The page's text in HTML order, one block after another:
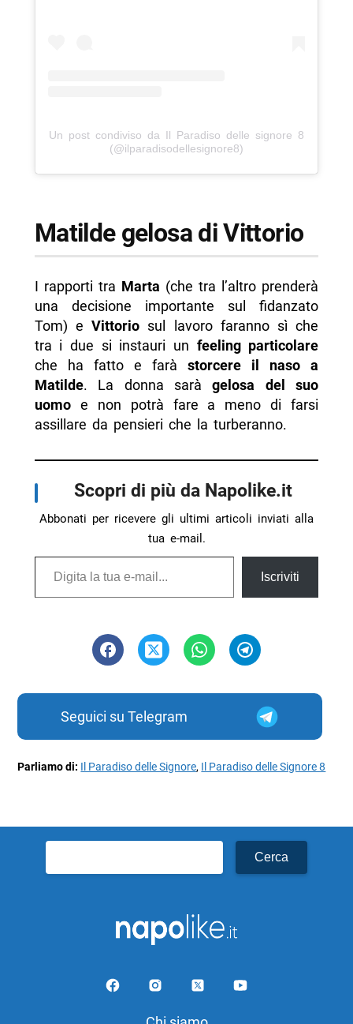
Un post condiviso da Il Paradiso delle signore 8
(@ilparadisodellesignore8)
Matilde gelosa di Vittorio
I rapporti tra Marta (che tra l’altro prenderà
una decisione importante sul fidanzato
Tom) e Vittorio sul lavoro faranno sì che
tra i due si instauri un feeling particolare
che ha fatto e farà storcere il naso a
Matilde. La donna saràgelosa del suo
uomo e non potrà fare a meno di farsi
assillare da pensieri che la turberanno.
Scopri di più da Napolike.it
Abbonati per ricevere gli ultimi articoli inviati alla
tua e-mail.
Digita la tua e-mail...
Iscriviti
Seguici su Telegram
Parliamo di: Il Paradiso delle Signore, Il Paradiso delle Signore 8
per: